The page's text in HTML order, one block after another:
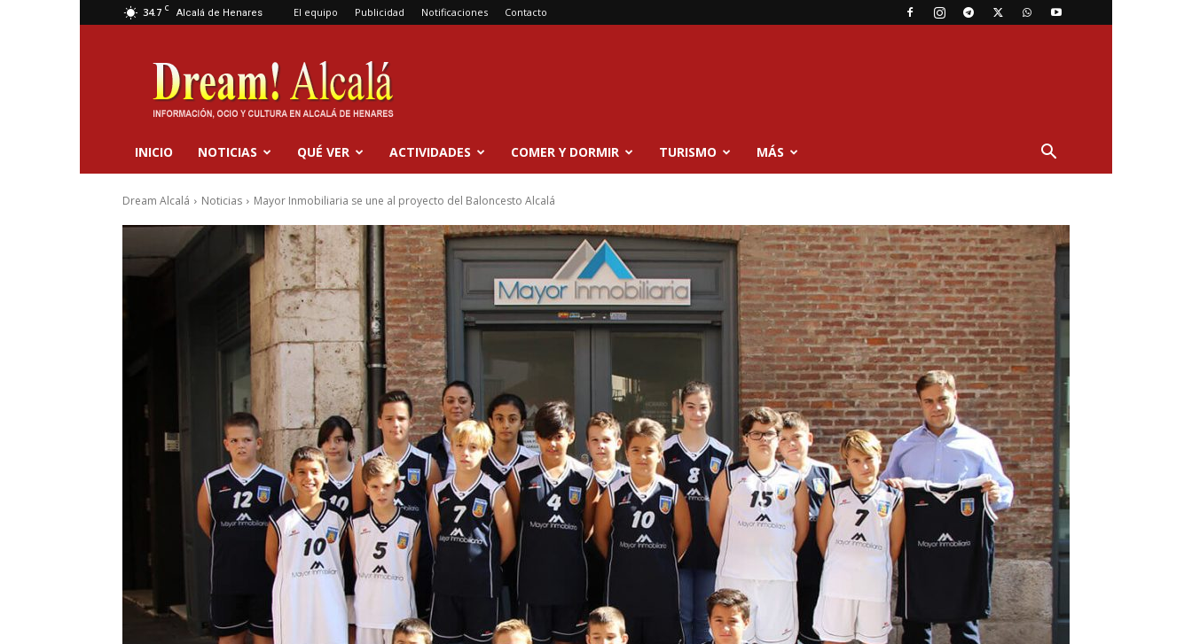
34.7 C Alcalá de Henares El equipo Publicidad Notificaciones Contacto
Dream
Alcalá
INICIO NOTICIAS QUÉ VER ACTIVIDADES COMER Y DORMIR TURISMO MÁS
Dream Alcalá Noticias Mayor Inmobiliaria se une al proyecto del Baloncesto Alcalá